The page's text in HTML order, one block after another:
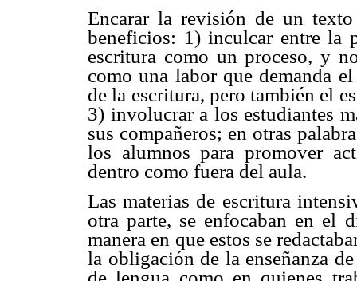
Encarar la revisión de un
beneficios: 1) inculcar entre la
escritura como un proceso, y
como una labor que demanda
de la escritura, pero también el
3) involucrar a los estudiantes
sus compañeros; en otras
los alumnos para promover
dentro como fuera del aula.
Las materias de escritura
otra parte, se enfocaban en el
manera en que estos se
la obligación de la enseñanza